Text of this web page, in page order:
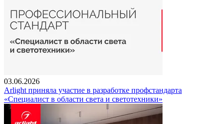
03.06.2026
Arlight приняла участие в разработке профстандарта
«Специалист в области света и светотехники»